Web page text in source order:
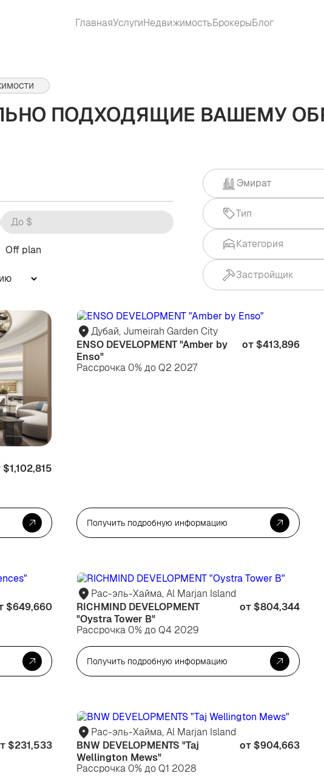
ГлавнаяУслугиНедвижимостьБрокерыБлог
ПОДХОДЯЩИЕ ВАШЕМУ
Off plan
Эмират
Для
жизни
$1,102,815
Дубай, Jumeirah Garden City
ENSO DEVELOPMENT "Amber by
Enso"
от $413,896
Рассрочка 0% до Q2 2027
Получить подробную информацию
Для
инвестиций
$649,660
Рас-эль-Хайма, Al Marjan Island
RICHMIND DEVELOPMENT
"Oystra Tower B"
от $804,344
Рассрочка 0% до Q4 2029
Получить подробную информацию
Для
инвестиций
$231,533
Рас-эль-Хайма, Al Marjan Island
BNW DEVELOPMENTS "Taj
Wellington Mews"
от $904,663
Рассрочка 0% до Q1 2028